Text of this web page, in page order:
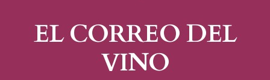
EL CORREO DEL
VINO